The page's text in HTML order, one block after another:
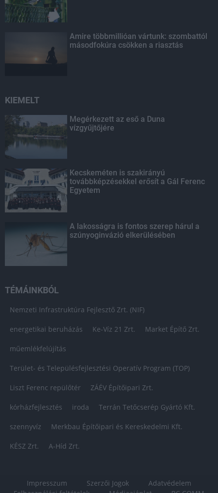
Amire többmillióan vártunk: szombattól
másodfokúra csökken a riasztás
KIEMELT
Megérkezett az eső a Duna
vízgyűjtőjére
Kecskeméten is szakirányú
továbbképzésekkel erősít a Gál Ferenc
Egyetem
A lakosságra is fontos szerep hárul a
szúnyoginvázió elkerülésében
TÉMÁINKBÓL
Nemzeti Infrastruktúra Fejlesztő Zrt. (NIF)
energetikai beruházás Ke-Víz 21 Zrt. Market Építő Zrt.
műemlékfelújítás
Terület- és Településfejlesztési Operatív Program (TOP)
Liszt Ferenc repülőtér ZÁÉV Építőipari Zrt.
kórházfejlesztés iroda Terrán Tetőcserép Gyártó Kft.
szennyvíz Merkbau Építőipari és Kereskedelmi Kft.
KÉSZ Zrt. A-Híd Zrt.
Impresszum Szerzői Jogok
Adatvédelem